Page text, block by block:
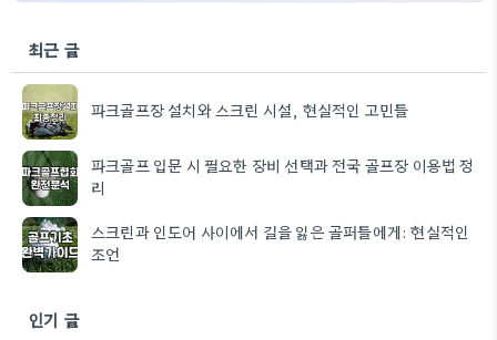
최근 글
파크골프장 설치와 스크린 시설, 현실적인 고민들
파크골프 입문 시 필요한 장비 선택과 전국 골프장 이용법 정
리
스크린과 인도어 사이에서 길을 잃은 골퍼들에게: 현실적인
조언
인기 글